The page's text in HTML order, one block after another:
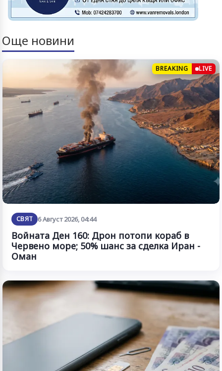
Още новини
BREAKING LIVE
СВЯТ 6 Август 2026, 04:44
Войната Ден 160: Дрон потопи кораб в
Червено море; 50% шанс за сделка Иран -
Оман